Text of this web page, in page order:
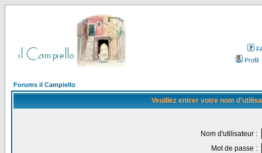
Profil
Forums il Campiello
Veuillez entrer votre nom
Nom d'utilisateur :
Mot de passe :